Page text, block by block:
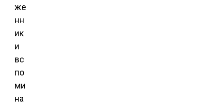
же
нн
ик
и
вс
по
ми
на